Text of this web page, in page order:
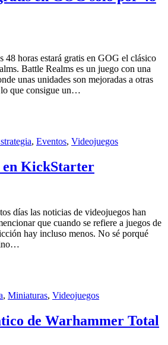
48 horas estará gratis en GOG el clásico
Battle Realms es un juego con una
unas unidades son mejoradas a otras
lo que consigue un…
, Eventos, Videojuegos
en KickStarter
días las noticias de videojuegos han
que cuando se refiere a juegos de
hay incluso menos. No sé porqué
, Miniaturas, Videojuegos
de Warhammer Total